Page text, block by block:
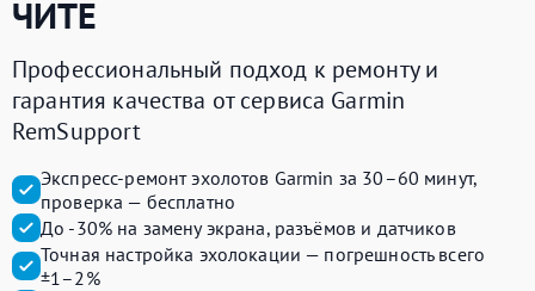
ЧИТЕ
Профессиональный подход к ремонту и
гарантия качества от сервиса Garmin
RemSupport
Экспресс-ремонт эхолотов Garmin за 30–60 минут,
проверка — бесплатно
До -30% на замену экрана, разъёмов и датчиков
Точная настройка эхолокации — погрешность всего
±1–2%